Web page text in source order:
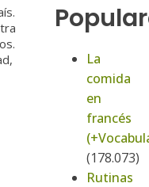
La
comida
en
francés
(178.073)
Rutinas